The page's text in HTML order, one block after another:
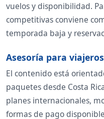
vuelos y disponibilidad.
competitivas conviene
temporada baja y
Asesoría para
El contenido está
paquetes desde Costa
planes internacionales,
formas de pago